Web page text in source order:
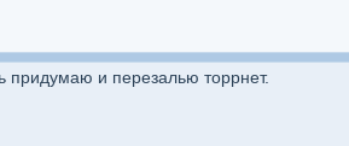
придумаю и перезалью торрнет.